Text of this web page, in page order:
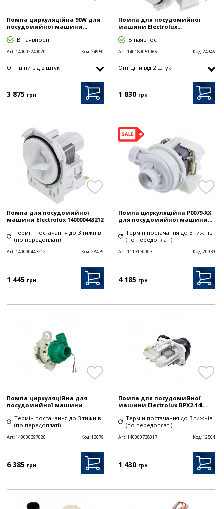
Помпа циркуляційна 90W для
посудомийної машини...
В наявності
Art:140002240020 Код:24950
Опт цiни від 2 штук
3 875 грн
Помпа для посудомийної
машини Electrolux...
В наявності
Art:140180051066 Код:24946
Опт цiни від 2 штук
1 830 грн
Помпа для посудомийної
машини Electrolux 140000443212
Термін постачання до 3 тижнів
(по передоплаті)
Art:140000443212 Код:28479
1 445 грн
Помпа циркуляційна P0079-XX
для посудомийної машини...
Термін постачання до 3 тижнів
(по передоплаті)
Art:1113170003 Код:20939
4 185 грн
Помпа циркуляційна для
посудомийної машини...
Термін постачання до 3 тижнів
(по передоплаті)
Art:140000397020 Код:13679
6 385 грн
Помпа для посудомийної
машини Electrolux BPX2-14L...
Термін постачання до 3 тижнів
(по передоплаті)
Art:140000738017 Код:12564
1 430 грн